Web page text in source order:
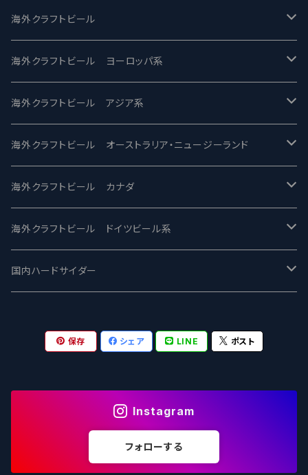
UCHU BREWING -うちゅうブルーイング
バテレ -VERTERE
2nd Story Ale Works -セカンドストーリー
ビアへるん - Beer Hearn
忽布古丹醸造 - HOP KOTAN
ワイマーケットブルーイング Y.Market Brewing
志賀高原ビール - SIGAKOGEN
箕面ビール - MINOH BEER
サンクトガーレン - Sankt Gallen
ウェストコーストブルーイング -WCB
海外クラフトビール
Modern Times モダンタイムズ
Maui マウイ
Toppling Goliath トップリンゴライアス
Fair State フェアステイト
Lagunitas ラグニタス
FirestoneWalker ファイアストーン
Mikkeller ミッケラー
Hop Nation ホップネーション
Brewski ブリュースキー
海外クラフトビール ヨーロッパ系
UnBarred -アンバード
SAIREN /サイレン
ワイルドチャイルド - Wilde Child
BrewDog Brewery - ブリュードッグ
The Flying Inn / ザ フライイング イン
Lambiek Fabriek - ファブリーク
Marble / マーブル
Buxton - バクストン
海外クラフトビール アジア系
gweilo-鬼佬 グウァイロ
Heart Of Darkness - ハートオブダークネス
Carbon brews -カーボン
TAIHU - タイフー
Behemoth - ベヒーモス
海外クラフトビール オーストラリア・ニュージーランド
ROCKY RIDGE - ロッキーリッジ
BODRIGGY BREWING ボッドリッジー
CO-CONSPIRATORS コ・コンスピレーターズ
Deep Creek Brewing Co.
8 Wired エイトワイアード
Isthmus イスムス
海外クラフトビール カナダ
Jackie O's ジャッキーオーズ
Westbrook ウェストブルック
Strathcona ストラスコナ
ODIN BREWING オディン
Electric Bicycle エレクトリックバイシクル
海外クラフトビール ドイツビール系
Karmeliten カーメリテン
Früh フリュー
Plank プランク
Tucher トゥーハー
国内ハードサイダー
保存 シェア LINE ポスト
Instagram
フォローする